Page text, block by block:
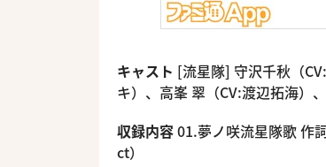
キャスト [流星隊] 守沢千秋（
キ）、高峯 翠（CV:渡辺拓海）
収録内容01.夢ノ咲流星隊歌
ct）